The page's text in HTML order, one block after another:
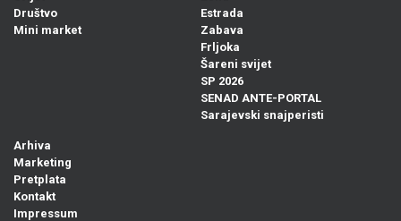
Društvo
Mini market
Estrada
Zabava
Frljoka
Šareni svijet
SP 2026
SENAD ANTE-PORTAL
Sarajevski snajperisti
Arhiva
Marketing
Pretplata
Kontakt
Impressum